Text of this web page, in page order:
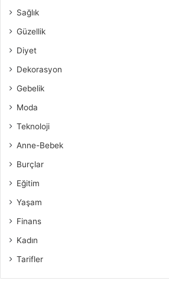
Sağlık
Güzellik
Diyet
Dekorasyon
Gebelik
Moda
Teknoloji
Anne-Bebek
Burçlar
Eğitim
Yaşam
Finans
Kadın
Tarifler